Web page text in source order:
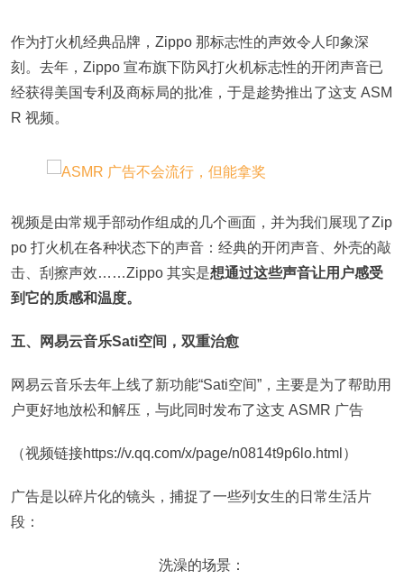
作为打火机经典品牌，Zippo 那标志性的声效令人印象深
刻。去年，Zippo 宣布旗下防风打火机标志性的开闭声音已
经获得美国专利及商标局的批准，于是趁势推出了这支 ASM
R 视频。
视频是由常规手部动作组成的几个画面，并为我们展现了Zip
po 打火机在各种状态下的声音：经典的开闭声音、外壳的敲
击、刮擦声效……Zippo 其实是想通过这些声音让用户感受
到它的质感和温度。
五、网易云音乐Sati空间，双重治愈
网易云音乐去年上线了新功能“Sati空间”，主要是为了帮助用
户更好地放松和解压，与此同时发布了这支 ASMR 广告
（视频链接https://v.qq.com/x/page/n0814t9p6lo.html）
广告是以碎片化的镜头，捕捉了一些列女生的日常生活片
段：
洗澡的场景：